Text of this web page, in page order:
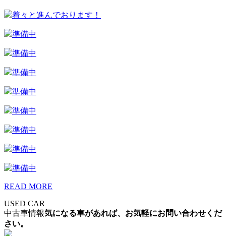
着々と進んでおります！
準備中
準備中
準備中
準備中
準備中
準備中
準備中
準備中
READ MORE
USED CAR
中古車情報気になる車があれば、お気軽にお問い合わせくだ
さい。